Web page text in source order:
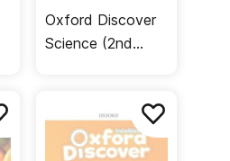
Oxford Discover
Science (2nd
Книга для
учителя